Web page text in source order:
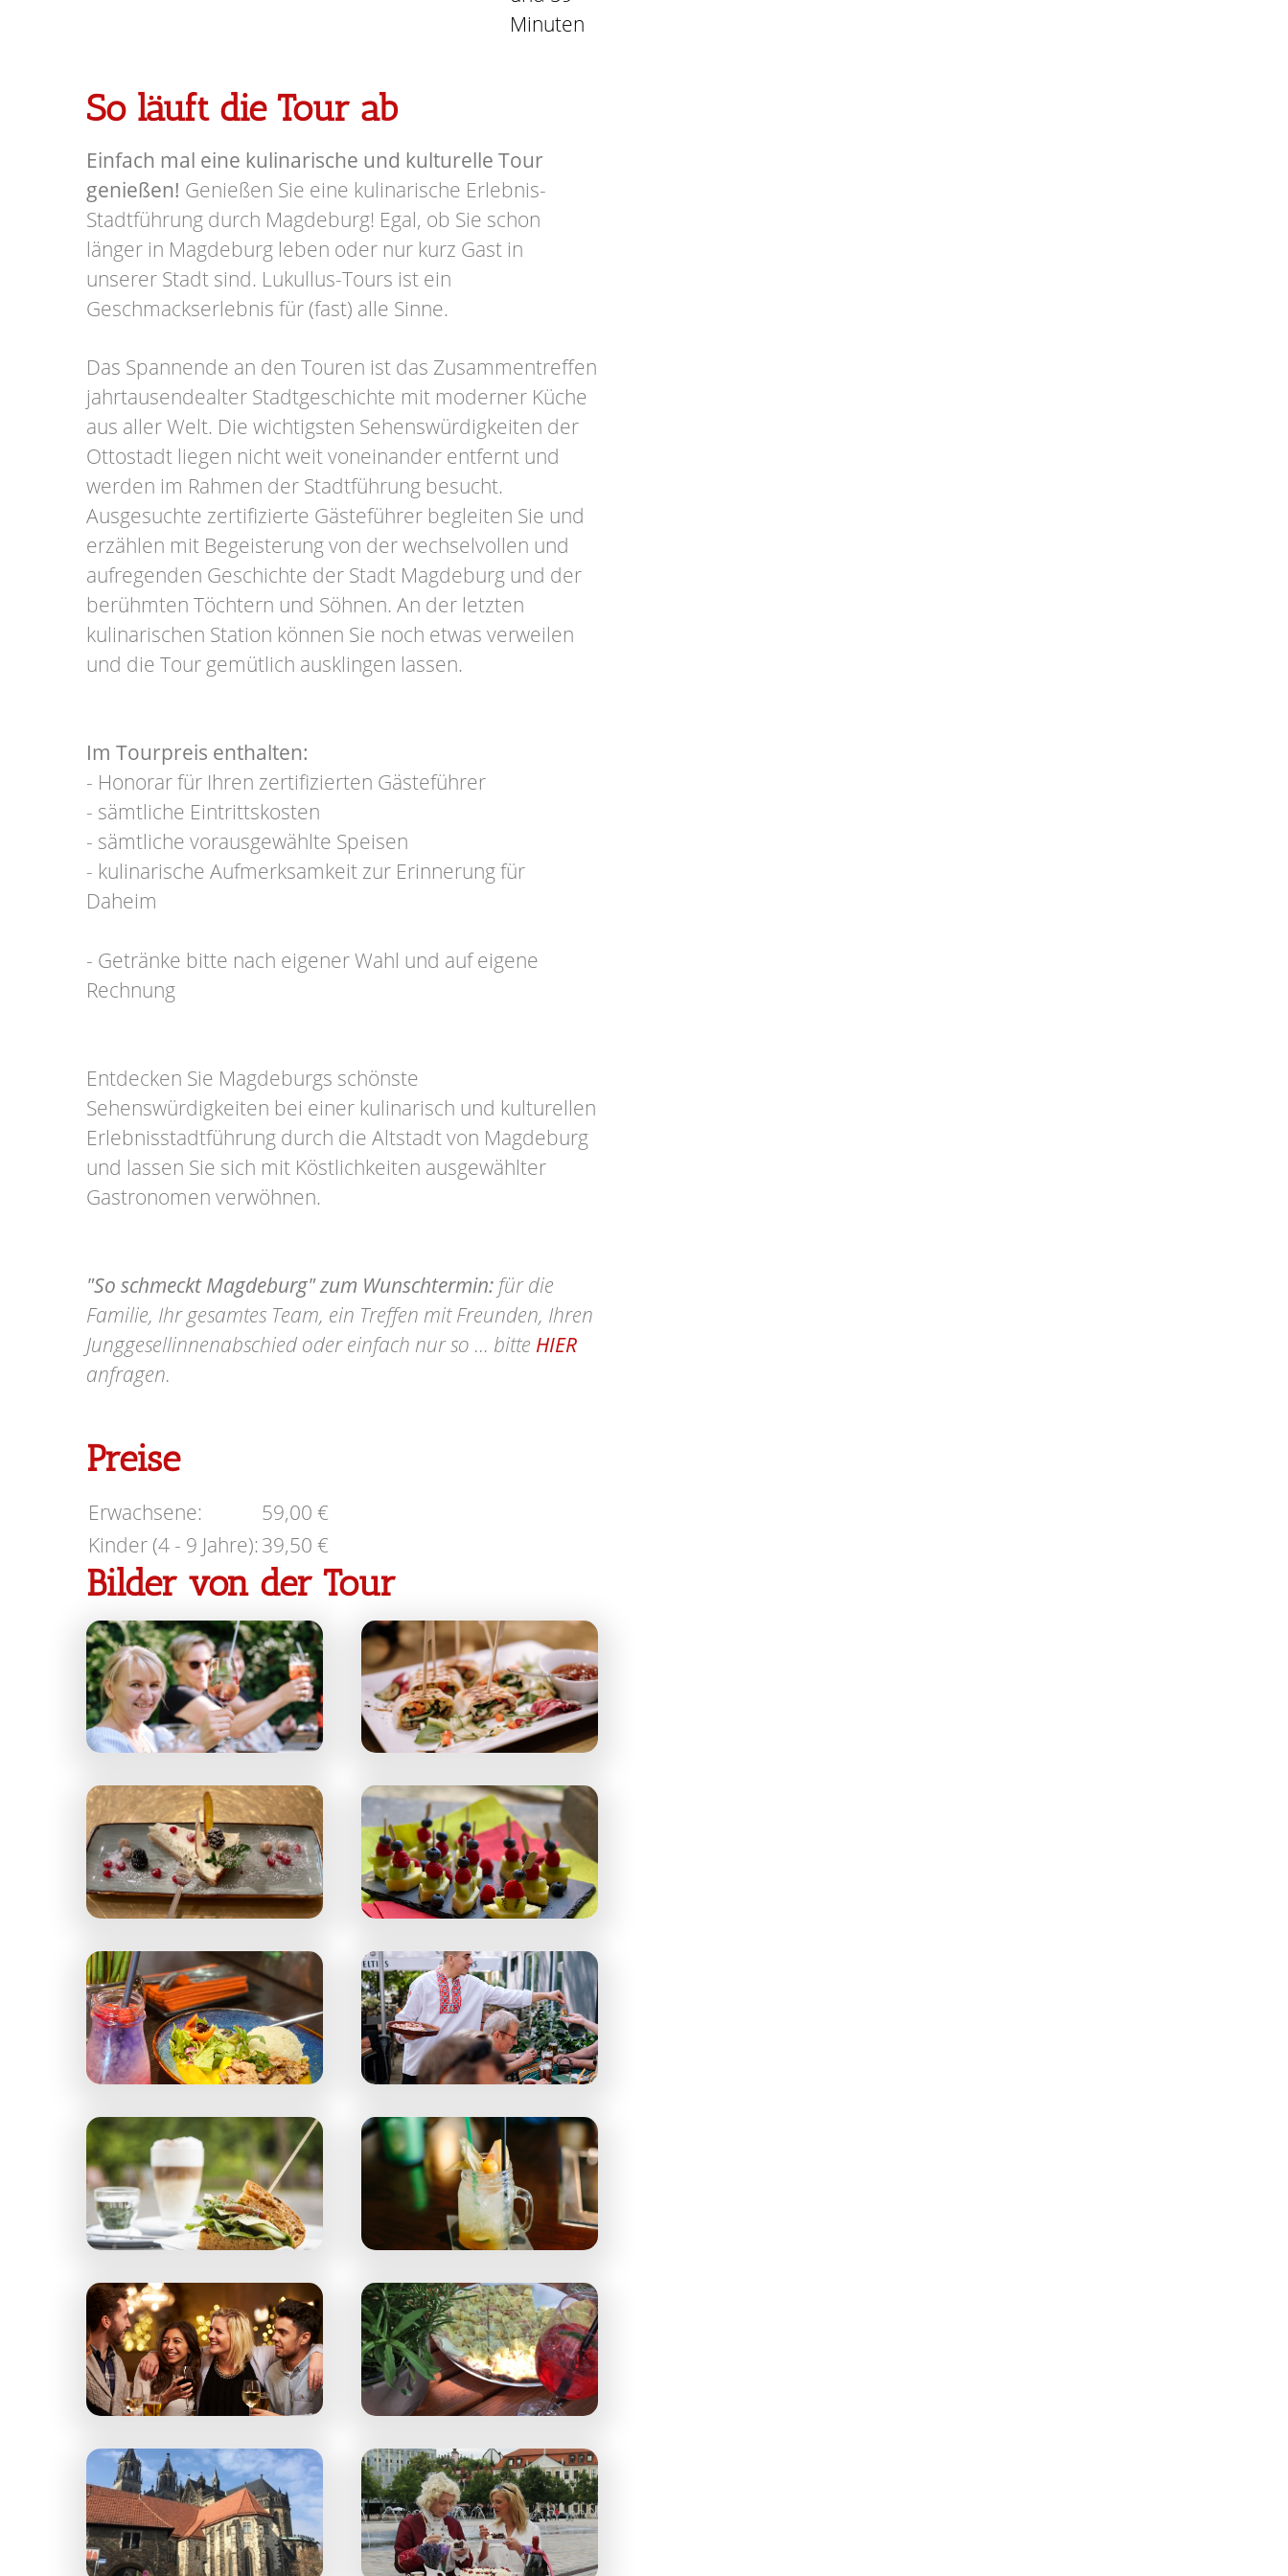
Minuten
So läuft die Tour ab
Einfach mal eine kulinarische und kulturelle Tour
genießen! Genießen Sie eine kulinarische Erlebnis-
Stadtführung durch Magdeburg! Egal, ob Sie schon
länger in Magdeburg leben oder nur kurz Gast in
unserer Stadt sind. Lukullus-Tours ist ein
Geschmackserlebnis für (fast) alle Sinne.
Das Spannende an den Touren ist das Zusammentreffen
jahrtausendealter Stadtgeschichte mit moderner Küche
aus aller Welt. Die wichtigsten Sehenswürdigkeiten der
Ottostadt liegen nicht weit voneinander entfernt und
werden im Rahmen der Stadtführung besucht.
Ausgesuchte zertifizierte Gästeführer begleiten Sie und
erzählen mit Begeisterung von der wechselvollen und
aufregenden Geschichte der Stadt Magdeburg und der
berühmten Töchtern und Söhnen. An der letzten
kulinarischen Station können Sie noch etwas verweilen
und die Tour gemütlich ausklingen lassen.
Im Tourpreis enthalten:
- Honorar für Ihren zertifizierten Gästeführer
- sämtliche Eintrittskosten
- sämtliche vorausgewählte Speisen
- kulinarische Aufmerksamkeit zur Erinnerung für
Daheim
- Getränke bitte nach eigener Wahl und auf eigene
Rechnung
Entdecken Sie Magdeburgs schönste
Sehenswürdigkeiten bei einer kulinarisch und kulturellen
Erlebnisstadtführung durch die Altstadt von Magdeburg
und lassen Sie sich mit Köstlichkeiten ausgewählter
Gastronomen verwöhnen.
"So schmeckt Magdeburg" zum Wunschtermin: für die
Familie, Ihr gesamtes Team, ein Treffen mit Freunden, Ihren
Junggesellinnenabschied oder einfach nur so ... bitte HIER
anfragen.
Preise
Erwachsene:
59,00 €
Kinder (4 - 9 Jahre):39,50 €
Bilder von der Tour